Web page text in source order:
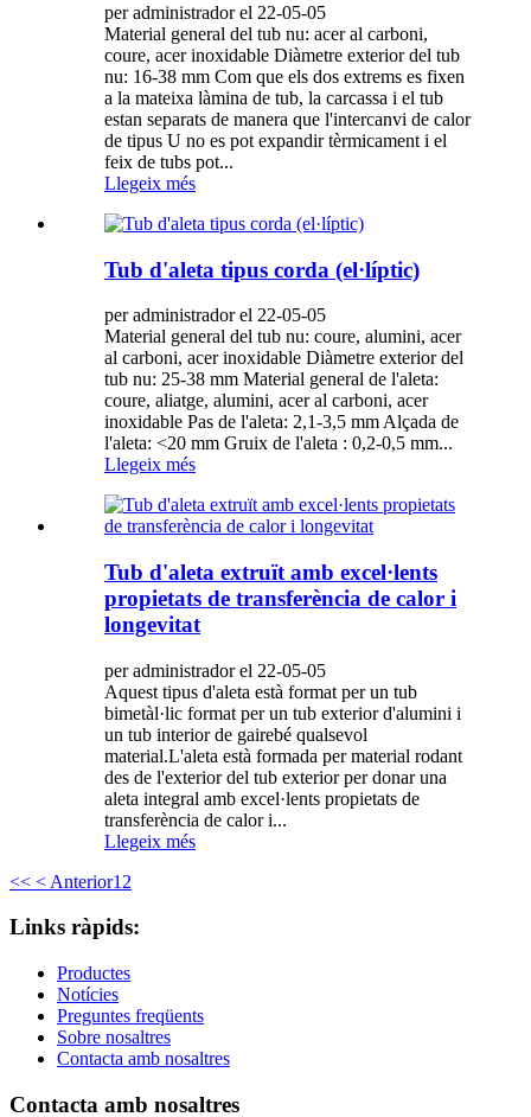
per administrador el 22-05-05
Material general del tub nu: acer al carboni,
coure, acer inoxidable Diàmetre exterior del tub
nu: 16-38 mm Com que els dos extrems es fixen
a la mateixa làmina de tub, la carcassa i el tub
estan separats de manera que l'intercanvi de calor
de tipus U no es pot expandir tèrmicament i el
feix de tubs pot...
Llegeix més
Tub d'aleta tipus corda (el·líptic)
per administrador el 22-05-05
Material general del tub nu: coure, alumini, acer
al carboni, acer inoxidable Diàmetre exterior del
tub nu: 25-38 mm Material general de l'aleta:
coure, aliatge, alumini, acer al carboni, acer
inoxidable Pas de l'aleta: 2,1-3,5 mm Alçada de
l'aleta: <20 mm Gruix de l'aleta : 0,2-0,5 mm...
Llegeix més
Tub d'aleta extruït amb excel·lents
propietats de transferència de calor i
longevitat
per administrador el 22-05-05
Aquest tipus d'aleta està format per un tub
bimetàl·lic format per un tub exterior d'alumini i
un tub interior de gairebé qualsevol
material.L'aleta està formada per material rodant
des de l'exterior del tub exterior per donar una
aleta integral amb excel·lents propietats de
transferència de calor i...
Llegeix més
<< < Anterior1 2
Links ràpids:
Productes
Notícies
Preguntes freqüents
Sobre nosaltres
Contacta amb nosaltres
Contacta amb nosaltres